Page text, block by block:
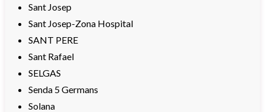
Sant Josep
Sant Josep-Zona Hospital
SANT PERE
Sant Rafael
SELGAS
Senda 5 Germans
Solana